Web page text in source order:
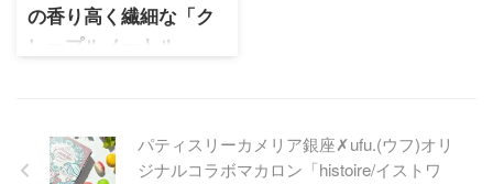
の香り高く繊細な「ク
レープルノートル」
様々なスイーツを目にするよ
う見なりました。食感が楽し
パティスリーカメリア銀座✗ufu.(ウフ)オリ
ジナルコラボマカロン「histoire/イストワ